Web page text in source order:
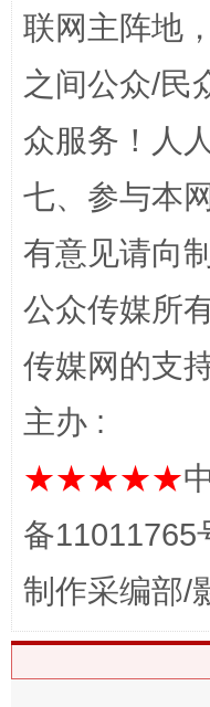
网上购药对
这是一记
联网主阵地
之间公众/民
众服务！人
七、参与本
有意见请向
公众传媒所
传媒网的支
主办 :
★★★★★
备11011765
制作采编部/